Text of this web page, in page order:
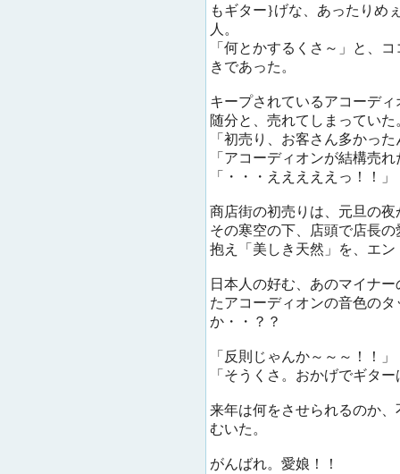
もギター}げな、あったりめ
人。
「何とかするくさ～」と、
きであった。
キープされているアコーデ
随分と、売れてしまっていた
「初売り、お客さん多かっ
「アコーディオンが結構売
「・・・えええええっ！！」
商店街の初売りは、元旦の夜
その寒空の下、店頭で店長
抱え「美しき天然」を、エン
日本人の好む、あのマイナ
たアコーディオンの音色の
か・・？？
「反則じゃんか～～～！！」
「そうくさ。おかげでギタ
来年は何をさせられるのか
むいた。
がんばれ。愛娘！！